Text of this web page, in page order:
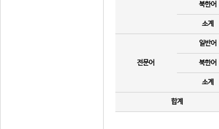
북한어
소계
전문어
일반어
북한어
소계
합계